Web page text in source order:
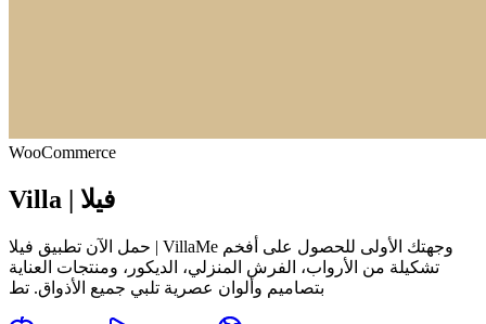
WooCommerce
Villa | فيلا
حمل الآن تطبيق فيلا | VillaMe وجهتك الأولى للحصول على أفخم
تشكيلة من الأرواب، الفرش المنزلي، الديكور، ومنتجات العناية
بتصاميم وألوان عصرية تلبي جميع الأذواق. تط